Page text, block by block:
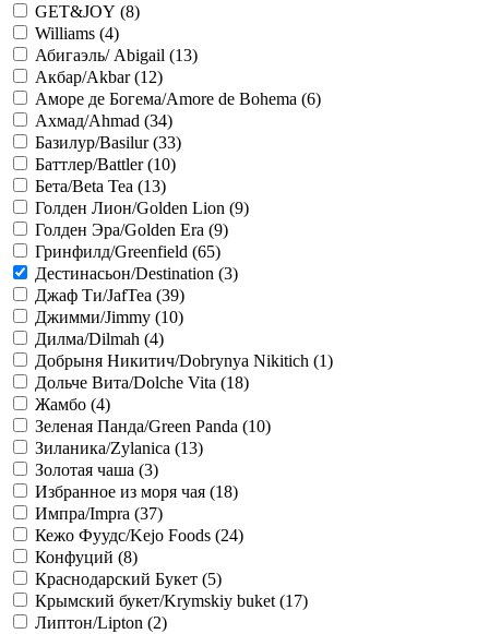
GET&JOY (8)
Williams (4)
Абигаэль/ Abigail (13)
Акбар/Akbar (12)
Аморе де Богема/Amore de Bohema (6)
Ахмад/Ahmad (34)
Базилур/Basilur (33)
Баттлер/Battler (10)
Бета/Beta Tea (13)
Голден Лион/Golden Lion (9)
Голден Эра/Golden Era (9)
Гринфилд/Greenfield (65)
Дестинасьон/Destination (3)
Джаф Ти/JafTea (39)
Джимми/Jimmy (10)
Дилма/Dilmah (4)
Добрыня Никитич/Dobrynya Nikitich (1)
Дольче Вита/Dolche Vita (18)
Жамбо (4)
Зеленая Панда/Green Panda (10)
Зиланика/Zylanica (13)
Золотая чаша (3)
Избранное из моря чая (18)
Импра/Impra (37)
Кежо Фуудс/Kejo Foods (24)
Конфуций (8)
Краснодарский Букет (5)
Крымский букет/Krymskiy buket (17)
Липтон/Lipton (2)